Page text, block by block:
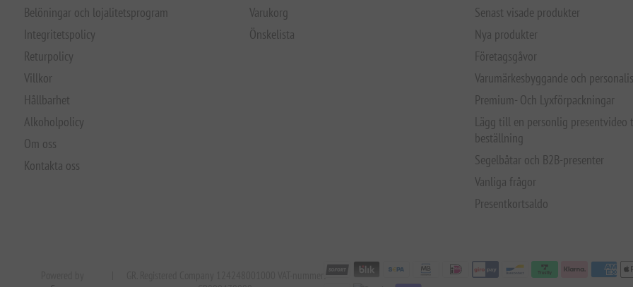
Belöningar och lojalitetsprogram
Integritetspolicy
Returpolicy
Villkor
Hållbarhet
Alkoholpolicy
Om oss
Kontakta oss
Varukorg
Önskelista
Senast visade produkter
Nya produkter
Företagsgåvor
Varumärkesbyggande och
Premium- Och Lyxförpackningar
Lägg till en personlig
beställning
Segelbåtar och B2B-presenter
Vanliga frågor
Presentkortsaldo